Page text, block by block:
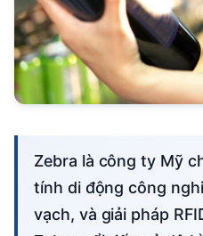
Zebra là công ty Mỹ chuyên sản xuất máy
tính di động công
vạch, và giải pháp